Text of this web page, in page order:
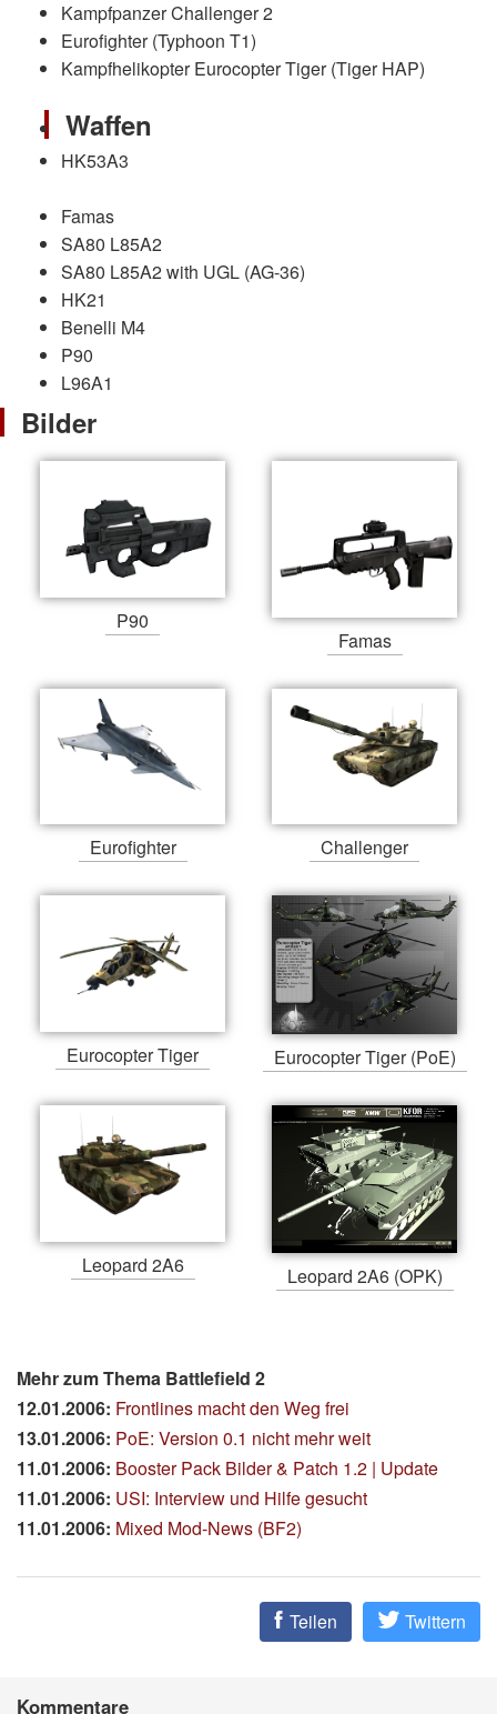
Kampfpanzer Challenger 2
Eurofighter (Typhoon T1)
Kampfhelikopter Eurocopter Tiger (Tiger HAP)
Waffen
HK53A3
Famas
SA80 L85A2
SA80 L85A2 with UGL (AG-36)
HK21
Benelli M4
P90
L96A1
Bilder
P90
Famas
Eurofighter Challenger
Eurocopter Tiger Eurocopter Tiger (PoE)
Leopard 2A6 Leopard 2A6 (OPK)
Mehr zum Thema Battlefield 2
12.01.2006: Frontlines macht den Weg frei
13.01.2006: PoE: Version 0.1 nicht mehr weit
11.01.2006: Booster Pack Bilder & Patch 1.2 | Update
11.01.2006: USI: Interview und Hilfe gesucht
11.01.2006: Mixed Mod-News (BF2)
Teilen Twittern
Kommentare